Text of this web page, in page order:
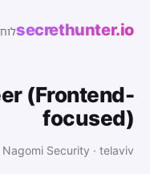
secrethunter.io
(Frontend-
focused)
Nagomi Security · telaviv